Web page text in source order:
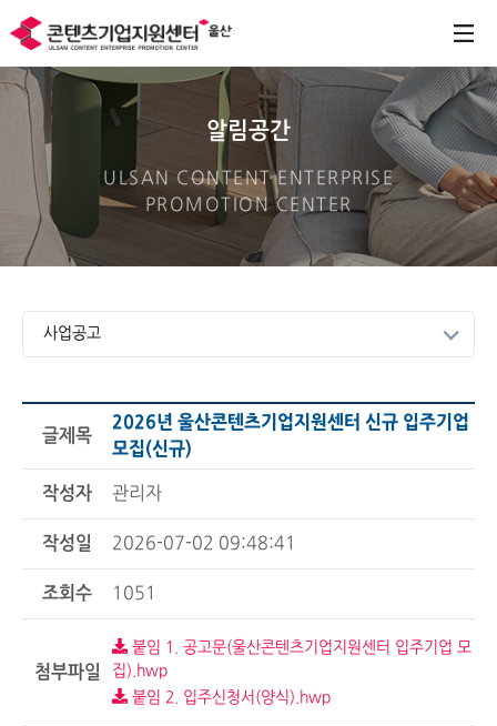
알림공간
ULSAN CONTENT ENTERPRISE
PROMOTION CENTER
사업공고
글제목
2026년 울산콘텐츠기업지원센터 신규 입주기업
모집(신규)
작성자 관리자
작성일 2026-07-02 09:48:41
조회수 1051
첨부파일
붙임 1. 공고문(울산콘텐츠기업지원센터 입주기업 모
집).hwp
붙임 2. 입주신청서(양식).hwp